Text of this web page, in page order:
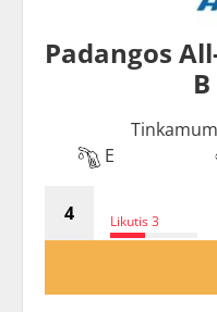
Padangos
E
Likutis 3